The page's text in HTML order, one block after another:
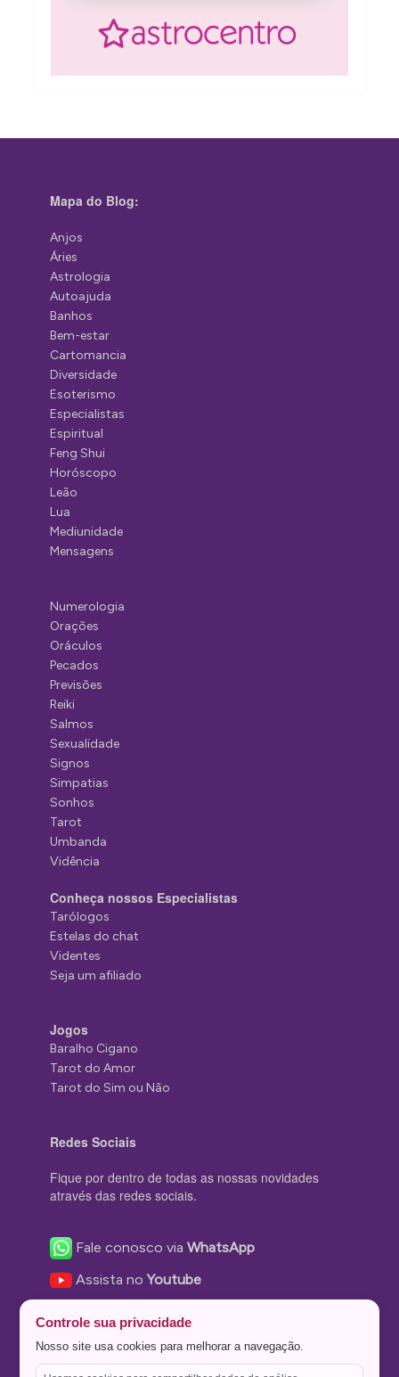
Mapa do Blog:
Anjos
Áries
Astrologia
Autoajuda
Banhos
Bem-estar
Cartomancia
Diversidade
Esoterismo
Especialistas
Espiritual
Feng Shui
Horóscopo
Leão
Lua
Mediunidade
Mensagens
Numerologia
Orações
Oráculos
Pecados
Previsões
Reiki
Salmos
Sexualidade
Signos
Simpatias
Sonhos
Tarot
Umbanda
Vidência
Conheça nossos Especialistas
Tarólogos
Estelas do chat
Videntes
Seja um afiliado
Jogos
Baralho Cigano
Tarot do Amor
Tarot do Sim ou Não
Redes Sociais
Fique por dentro de todas as nossas novidades
através das redes sociais.
Fale conosco viaWhatsApp
Assista noYoutube
Nos siga no Instagram
Controle sua privacidade
Nosso site usa cookies para melhorar a navegação.